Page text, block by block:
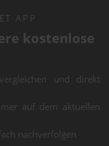
APP
kostenlose
und direkt
auf dem aktuellen
nachverfolgen